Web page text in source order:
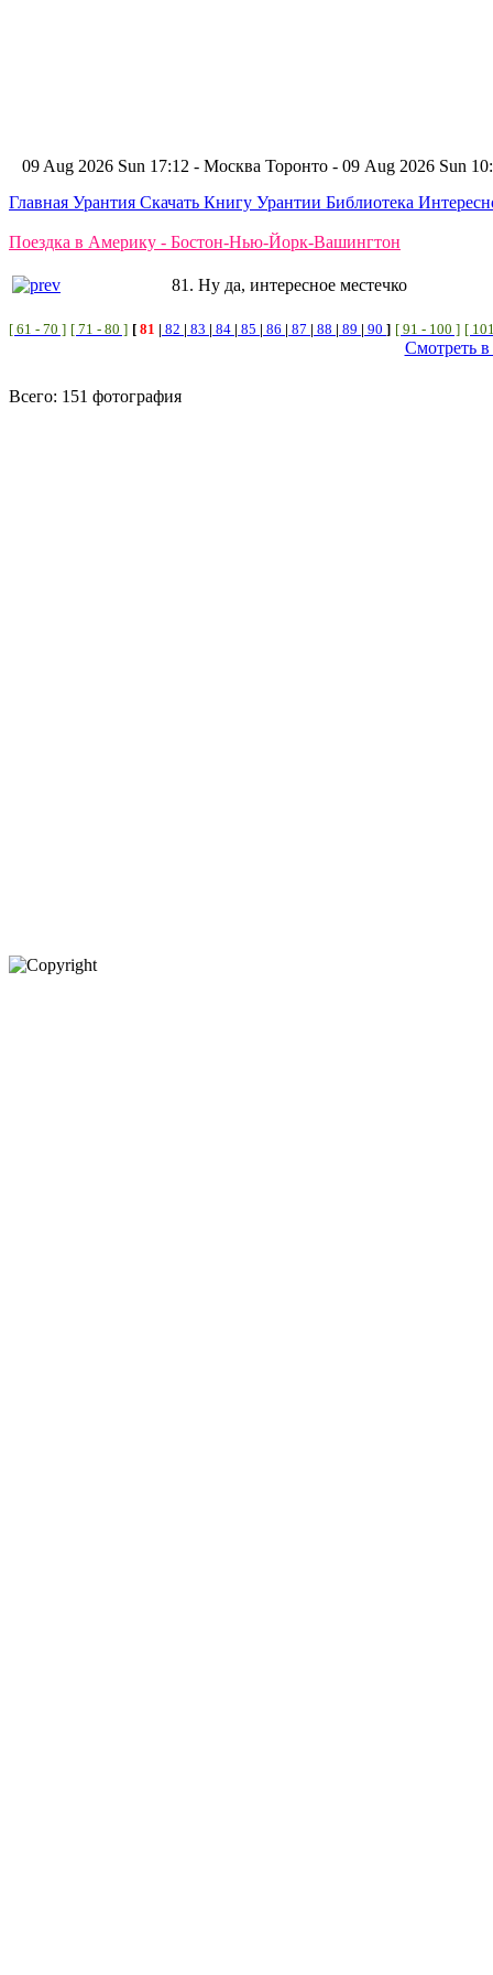
09 Aug 2026 Sun 17:12 - Москва Торонто - 09 Aug 2026 Sun
Главная Урантия Скачать Книгу Урантии Библиотека
Поездка в Америку - Бостон-Нью-Йорк-Вашингтон
81. Ну да, интересное местечко
[ 61 - 70 ] [ 71 - 80 ] [ 81 | 82 | 83 | 84 | 85 | 86 | 87 | 88 | 89 | 90 ] [ 91 - 100 ] [
Смотреть
Всего: 151 фотография